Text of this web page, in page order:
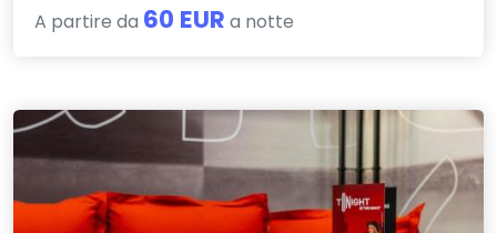
A partire da 60 EUR a notte